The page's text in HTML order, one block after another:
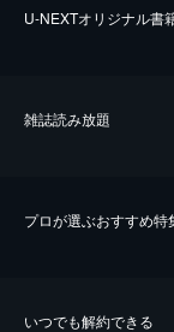
U-NEXTオリジナル書
雑誌読み放題
プロが選ぶおすすめ特
いつでも解約できる